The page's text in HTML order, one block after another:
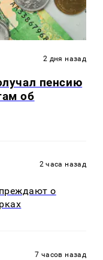
2 дня назад
пенсию
об
2 часа назад
о
7 часов назад